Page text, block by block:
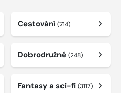
Cestování (714)
Dobrodružné (248)
Fantasy a sci-fi (3117)